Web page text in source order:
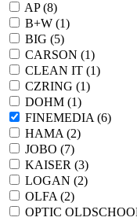
AP(8)
B+W (1)
BIG (5)
CARSON (1)
CLEAN IT (1)
CZRING (1)
DOHM (1)
FINEMEDIA(6)
HAMA(2)
JOBO (7)
KAISER (3)
LOGAN (2)
OLFA(2)
OPTIC